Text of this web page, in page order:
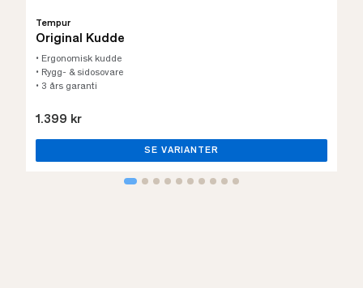
Tempur
Original Kudde
• Ergonomisk kudde
• Rygg- & sidosovare
• 3 års garanti
1.399 kr
SE VARIANTER